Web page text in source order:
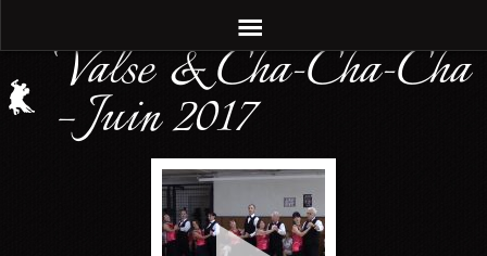
Valse & Cha-Cha-Cha
– Juin 2017